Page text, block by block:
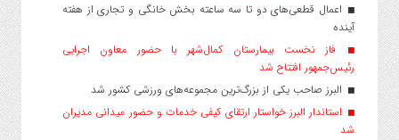
اعمال قطعی‌های دو تا سه ساعته بخش خانگی و تجاری از هفته
آینده
فاز نخست بیمارستان کمال‌شهر با حضور معاون اجرایی
رئیس‌جمهور افتتاح شد
البرز صاحب یکی از بزرگ‌ترین مجموعه‌های ورزشی کشور شد
استاندار البرز خواستار ارتقای کیفی خدمات و حضور میدانی مدیران
شد